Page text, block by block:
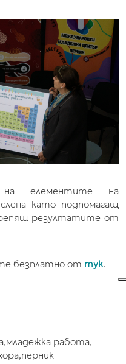
на елементите на
като подпомагащ
резултатите от
безплатно от тук.
младежка работа,
перник